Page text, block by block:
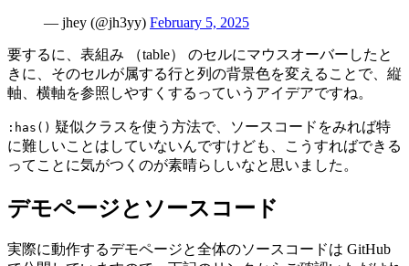
— jhey (@jh3yy) February 5, 2025
要するに、表組み （table） のセルにマウスオーバーしたと
きに、そのセルが属する行と列の背景色を変えることで、縦
軸、横軸を参照しやすくするっていうアイデアですね。
:has() 疑似クラスを使う方法で、ソースコードをみれば特
に難しいことはしていないんですけども、こうすればできる
ってことに気がつくのが素晴らしいなと思いました。
デモページとソースコード
実際に動作するデモページと全体のソースコードは GitHub